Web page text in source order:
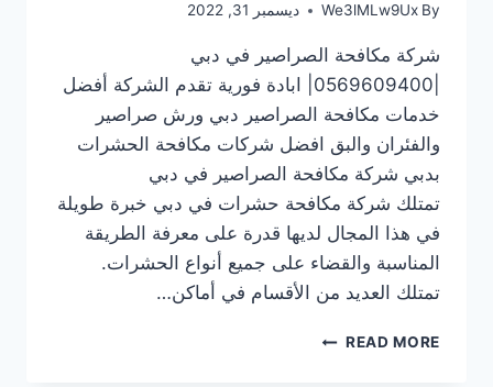
By
We3lMLw9Ux ديسمبر 31, 2022
شركة مكافحة الصراصير في دبي
|0569609400| ابادة فورية تقدم الشركة أفضل
خدمات مكافحة الصراصير دبي ورش صراصير
والفئران والبق افضل شركات مكافحة الحشرات
بدبي شركة مكافحة الصراصير في دبي
تمتلك شركة مكافحة حشرات في دبي خبرة طويلة
في هذا المجال لديها قدرة على معرفة الطريقة
المناسبة والقضاء على جميع أنواع الحشرات.
تمتلك العديد من الأقسام في أماكن…
READ MOREشركة